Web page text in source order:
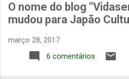
O nome do blog
mudou para Japão
março 28, 2017
6 comentários